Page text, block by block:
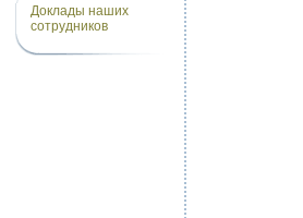
Доклады наших
сотрудников